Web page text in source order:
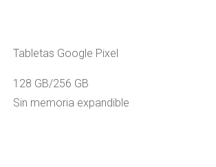
Tabletas Google Pixel
128 GB/256 GB
Sin memoria expandible